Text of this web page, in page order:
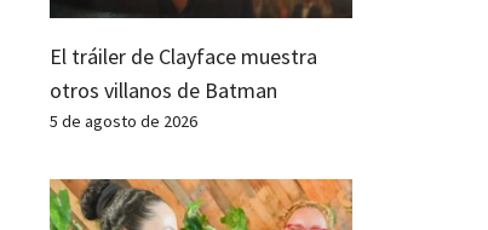
El tráiler de Clayface muestra
otros villanos de Batman
5 de agosto de 2026